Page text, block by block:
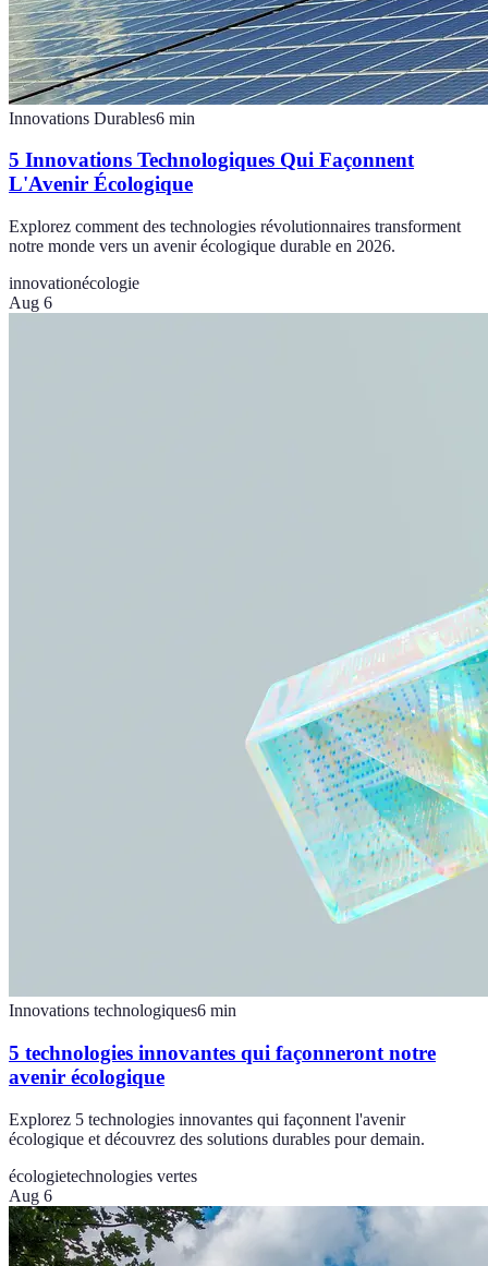
Innovations Durables6 min
5 Innovations Technologiques Qui Façonnent
L'Avenir Écologique
Explorez comment des technologies révolutionnaires transforment
notre monde vers un avenir écologique durable en 2026.
innovationécologie
Aug 6
Innovations technologiques6 min
5 technologies innovantes qui façonneront notre
avenir écologique
Explorez 5 technologies innovantes qui façonnent l'avenir
écologique et découvrez des solutions durables pour demain.
écologietechnologies vertes
Aug 6